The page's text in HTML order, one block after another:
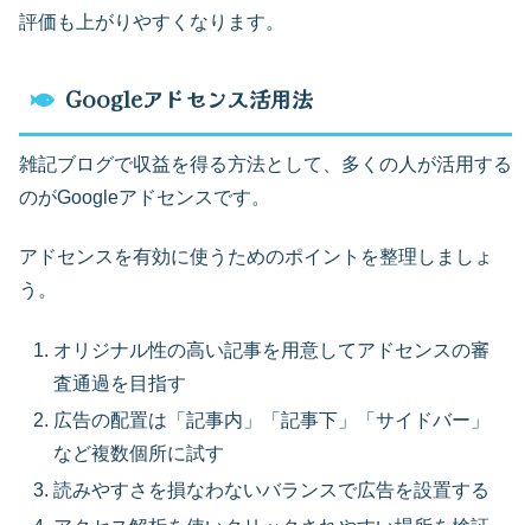
評価も上がりやすくなります。
Googleアドセンス活用法
雑記ブログで収益を得る方法として、多くの人が活用する
のがGoogleアドセンスです。
アドセンスを有効に使うためのポイントを整理しましょ
う。
オリジナル性の高い記事を用意してアドセンスの審
査通過を目指す
広告の配置は「記事内」「記事下」「サイドバー」
など複数個所に試す
読みやすさを損なわないバランスで広告を設置する